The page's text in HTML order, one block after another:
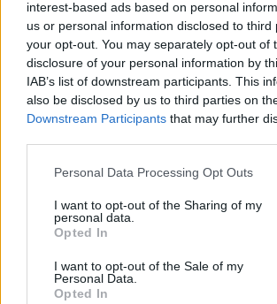
interest-based ads based on personal
us or personal information disclosed to third
your opt-out. You may separately opt-out of
disclosure of your personal information by
IAB’s list of downstream participants. This
also be disclosed by us to third parties on
Downstream Participants that may further
Personal Data Processing Opt Outs
I want to opt-out of the Sharing of my
personal data.
Opted In
I want to opt-out of the Sale of my
Personal Data.
Opted In
Διαβάστε επίσης
ΗΠΑ: Άκρως ανησυχητικά όσα
δίκη για τον εθισμό των νέων
δύο ασθενείς με καταρράκτη δεν
πρόσβαση σε χειρουργική
Δώρα ζωής